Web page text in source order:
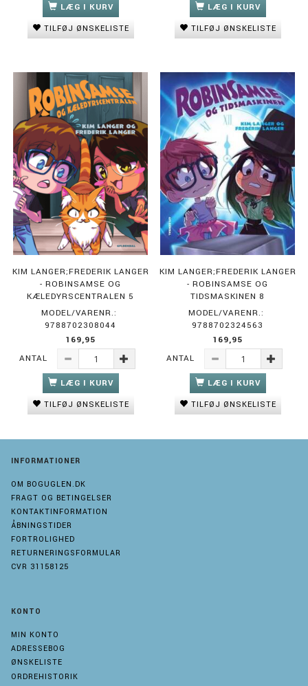
LÆG I KURV
TILFØJ ØNSKELISTE
LÆG I KURV
TILFØJ ØNSKELISTE
KIM LANGER;FREDERIK LANGER
- ROBINSAMSE OG
KÆLEDYRSCENTRALEN 5
MODEL/VARENR.:
9788702308044
169,95
ANTAL
LÆG I KURV
TILFØJ ØNSKELISTE
KIM LANGER;FREDERIK LANGER
- ROBINSAMSE OG
TIDSMASKINEN 8
MODEL/VARENR.:
9788702324563
169,95
ANTAL
LÆG I KURV
TILFØJ ØNSKELISTE
INFORMATIONER
OM BOGUGLEN.DK
FRAGT OG BETINGELSER
KONTAKTINFORMATION
ÅBNINGSTIDER
FORTROLIGHED
RETURNERINGSFORMULAR
CVR 31158125
KONTO
MIN KONTO
ADRESSEBOG
ØNSKELISTE
ORDREHISTORIK